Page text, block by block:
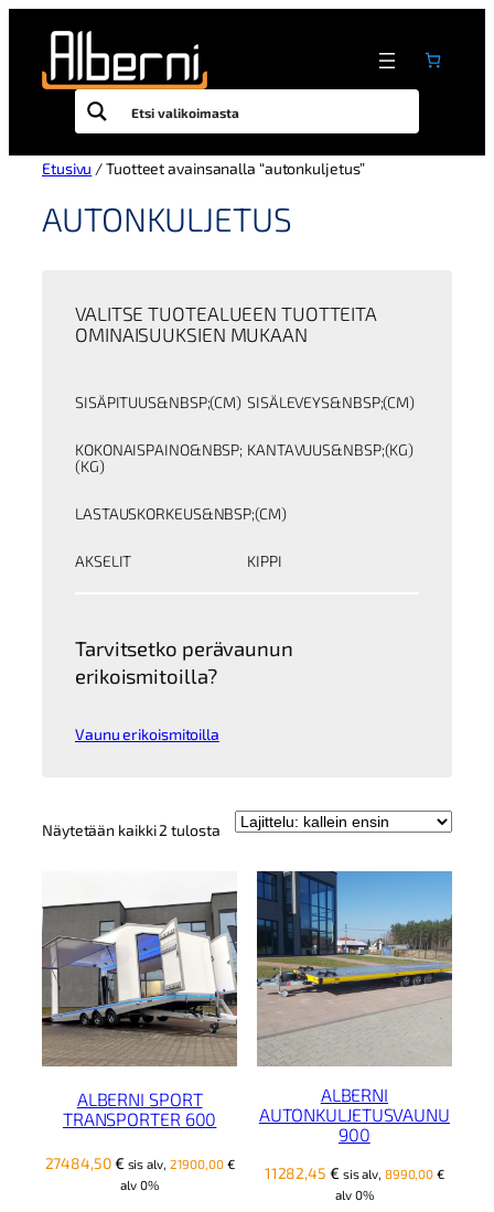
sisältöön
Etusivu / Tuotteet avainsanalla “autonkuljetus”
AUTONKULJETUS
VALITSE TUOTEALUEEN TUOTTEITA
OMINAISUUKSIEN MUKAAN
SISÄPITUUS&NBSP;(CM) SISÄLEVEYS&NBSP;(CM)
KOKONAISPAINO&NBSP;
(KG)
KANTAVUUS&NBSP;(KG)
LASTAUSKORKEUS&NBSP;(CM)
AKSELIT KIPPI
Tarvitsetko perävaunun
erikoismitoilla?
Vaunu erikoismitoilla
Näytetään kaikki 2 tulostaKallein
ALBERNI SPORT
TRANSPORTER 600
27484,50€ sis alv, 21900,00 €
alv 0%
ALBERNI
AUTONKULJETUSVAUNU
900
11282,45 € sis alv, 8990,00€
alv 0%